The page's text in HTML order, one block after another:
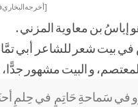
[أخرجه
إياسُ بن معاوية المزني .
بيت شعر للشاعر أبي
و البيت مشهور
في سَماحةِ حَاتِمٍ في حِلمِ